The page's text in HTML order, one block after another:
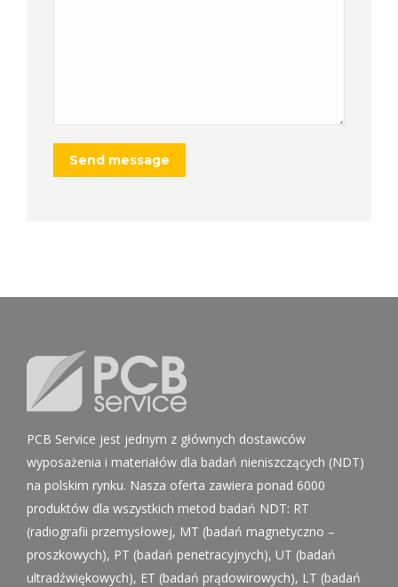
Send message
PCB Service jest jednym z głównych dostawców
wyposażenia i materiałów dla badań nieniszczących (NDT)
na polskim rynku. Nasza oferta zawiera ponad 6000
produktów dla wszystkich metod badań NDT: RT
(radiografii przemysłowej, MT (badań magnetyczno –
proszkowych), PT (badań penetracyjnych), UT (badań
ultradźwiękowych), ET (badań prądowirowych), LT (badań